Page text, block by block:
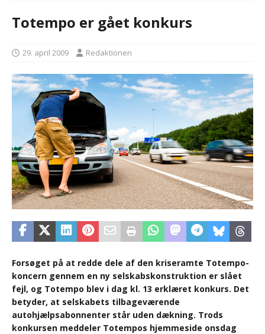
Totempo er gået konkurs
29. april 2009 Redaktionen
Forsøget på at redde dele af den kriseramte Totempo-
koncern gennem en ny selskabskonstruktion er slået
fejl, og Totempo blev i dag kl. 13 erklæret konkurs. Det
betyder, at selskabets tilbageværende
autohjælpsabonnenter står uden dækning. Trods
konkursen meddeler Totempos hjemmeside onsdag